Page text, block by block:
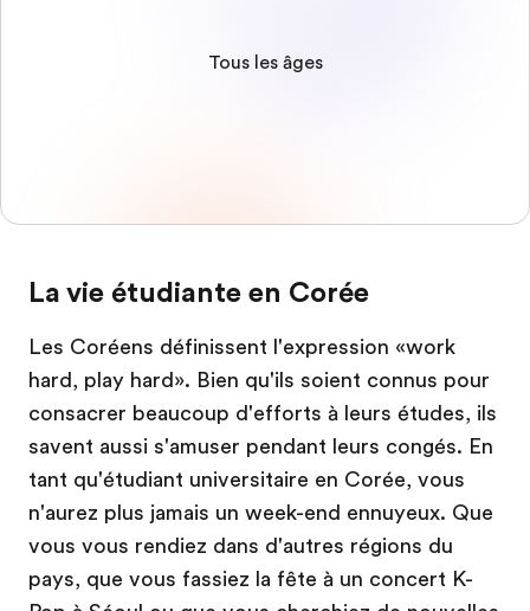
Tous les âges
La vie étudiante en Corée
Les Coréens définissent l'expression «work
hard, play hard». Bien qu'ils soient connus pour
consacrer beaucoup d'efforts à leurs études, ils
savent aussi s'amuser pendant leurs congés. En
tant qu'étudiant universitaire en Corée, vous
n'aurez plus jamais un week-end ennuyeux. Que
vous vous rendiez dans d'autres régions du
pays, que vous fassiez la fête à un concert K-